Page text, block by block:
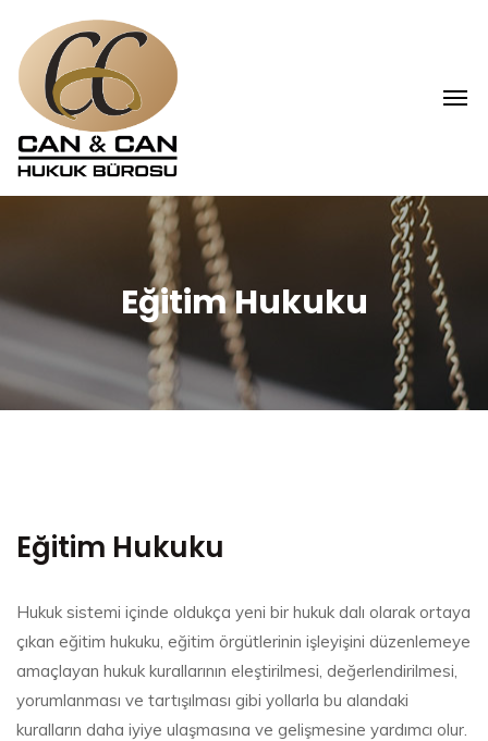
Eğitim Hukuku
Eğitim Hukuku
Hukuk sistemi içinde oldukça yeni bir hukuk dalı olarak ortaya
çıkan eğitim hukuku, eğitim örgütlerinin işleyişini düzenlemeye
amaçlayan hukuk kurallarının eleştirilmesi, değerlendirilmesi,
yorumlanması ve tartışılması gibi yollarla bu alandaki
kuralların daha iyiye ulaşmasına ve gelişmesine yardımcı olur.